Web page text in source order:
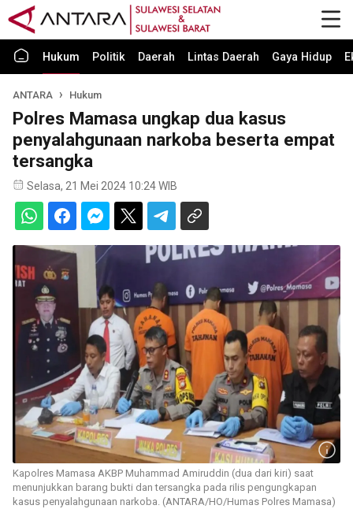
Hukum Politik Daerah Lintas Daerah Gaya Hidup
ANTARA Hukum
Polres Mamasa ungkap dua kasus
penyalahgunaan narkoba beserta empat
tersangka
Selasa, 21 Mei 2024 10:24 WIB
Kapolres Mamasa AKBP Muhammad Amiruddin (dua dari kiri) saat
menunjukkan barang bukti dan tersangka pada rilis pengungkapan
kasus penyalahgunaan narkoba. (ANTARA/HO/Humas Polres Mamasa)